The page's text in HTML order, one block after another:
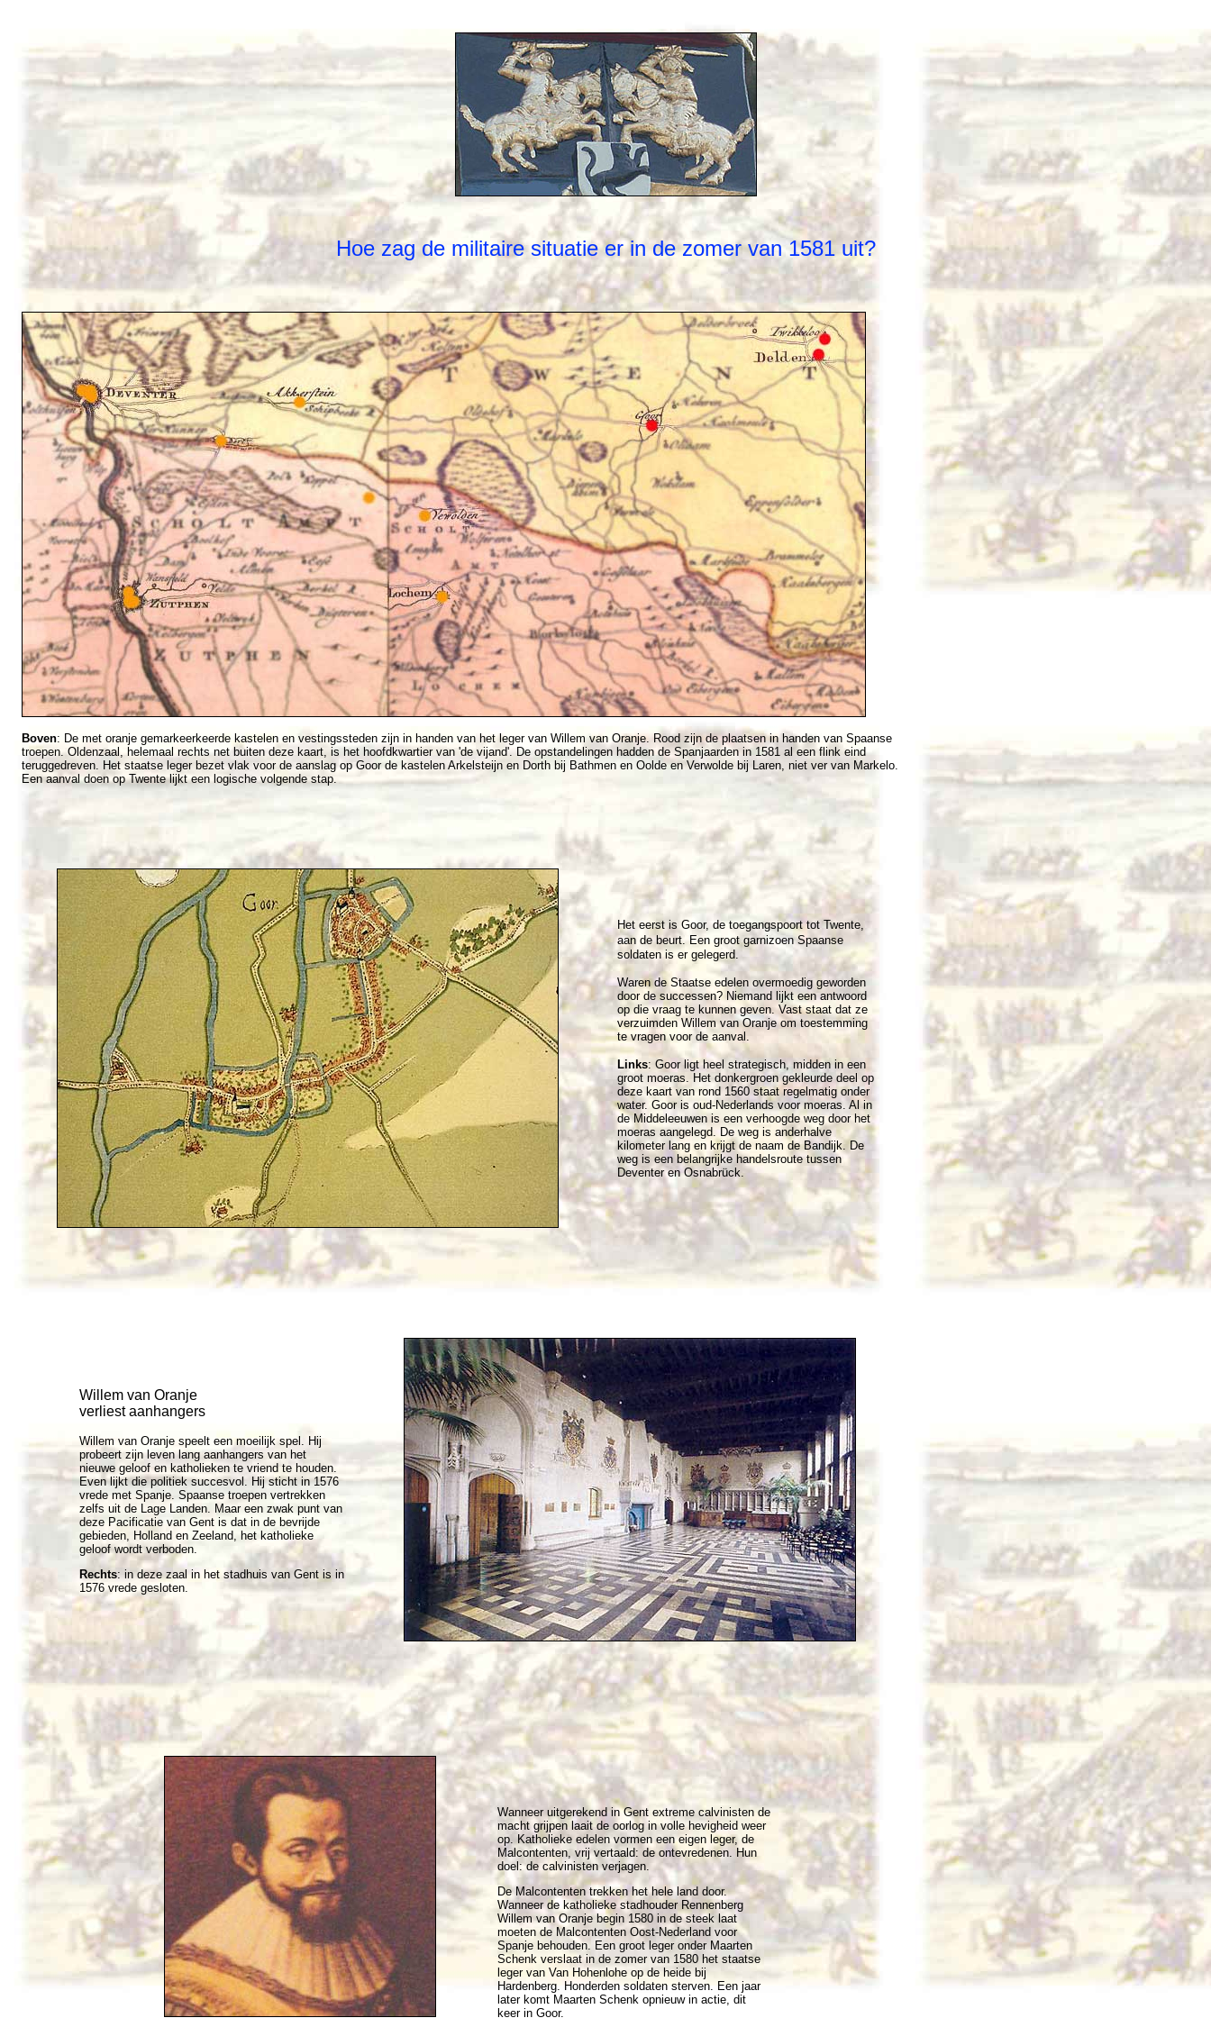
Hoe zag de militaire situatie er in de zomer van 1581 uit?
Boven: De met oranje gemarkeerkeerde kastelen en vestingssteden zijn in handen van het leger van Willem van Oranje. Rood zijn de plaatsen in handen van Spaanse
troepen. Oldenzaal, helemaal rechts net buiten deze kaart, is het hoofdkwartier van 'de vijand'. De opstandelingen hadden de Spanjaarden in 1581 al een flink eind
teruggedreven. Het staatse leger bezet vlak voor de aanslag op Goor de kastelen Arkelsteijn en Dorth bij Bathmen en Oolde en Verwolde bij Laren, niet ver van Markelo.
Een aanval doen op Twente lijkt een logische volgende stap.
Het eerst is Goor, de toegangspoort tot Twente,
aan de beurt. Een groot garnizoen Spaanse
soldaten is er gelegerd.
Waren de Staatse edelen overmoedig geworden
door de successen? Niemand lijkt een antwoord
op die vraag te kunnen geven. Vast staat dat ze
verzuimden Willem van Oranje om toestemming
te vragen voor de aanval.
Links: Goor ligt heel strategisch, midden in een
groot moeras. Het donkergroen gekleurde deel op
deze kaart van rond 1560 staat regelmatig onder
water. Goor is oud-Nederlands voor moeras. Al in
de Middeleeuwen is een verhoogde weg door het
moeras aangelegd. De weg is anderhalve
kilometer lang en krijgt de naam de Bandijk. De
weg is een belangrijke handelsroute tussen
Deventer en Osnabrück.
Willem van Oranje
verliest aanhangers
Willem van Oranje speelt een moeilijk spel. Hij
probeert zijn leven lang aanhangers van het
nieuwe geloof en katholieken te vriend te houden.
Even lijkt die politiek succesvol. Hij sticht in 1576
vrede met Spanje. Spaanse troepen vertrekken
zelfs uit de Lage Landen. Maar een zwak punt van
deze Pacificatie van Gent is dat in de bevrijde
gebieden, Holland en Zeeland, het katholieke
geloof wordt verboden.
Rechts: in deze zaal in het stadhuis van Gent is in
1576 vrede gesloten.
Wanneer uitgerekend in Gent extreme calvinisten de
macht grijpen laait de oorlog in volle hevigheid weer
op. Katholieke edelen vormen een eigen leger, de
Malcontenten, vrij vertaald: de ontevredenen. Hun
doel: de calvinisten verjagen.
De Malcontenten trekken het hele land door.
Wanneer de katholieke stadhouder Rennenberg
Willem van Oranje begin 1580 in de steek laat
moeten de Malcontenten Oost-Nederland voor
Spanje behouden. Een groot leger onder Maarten
Schenk verslaat in de zomer van 1580 het staatse
leger van Van Hohenlohe op de heide bij
Hardenberg. Honderden soldaten sterven. Een jaar
later komt Maarten Schenk opnieuw in actie, dit
keer in Goor.